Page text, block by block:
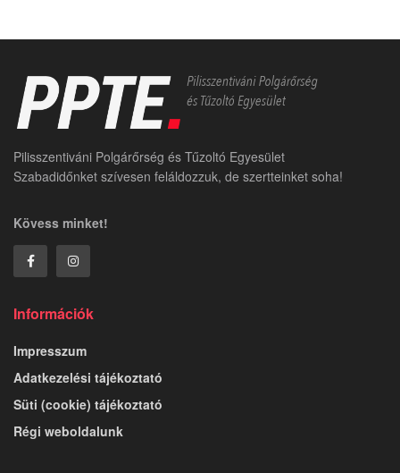
Pilisszentiváni Polgárőrség és Tűzoltó Egyesület
Szabadidőnket szívesen feláldozzuk, de szertteinket soha!
Kövess minket!
Információk
Impresszum
Adatkezelési tájékoztató
Süti (cookie) tájékoztató
Régi weboldalunk